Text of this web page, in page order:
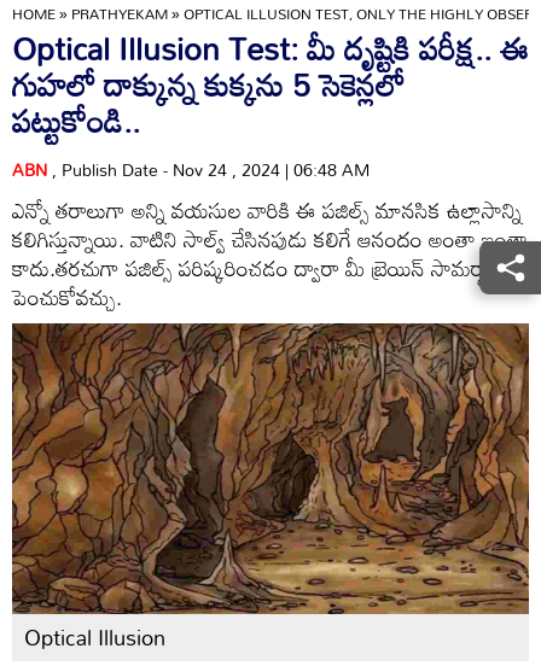
HOME»PRATHYEKAM»OPTICAL ILLUSION TEST, ONLY THE HIGHLY
Optical Illusion Test: మీ దృష్టికి పరీక్ష.. ఈ
గుహలో దాక్కున్న కుక్కను 5 సెకెన్లలో
పట్టుకోండి..
ABN, Publish Date - Nov 24 , 2024 | 06:48 AM
ఎన్నో తరాలుగా అన్ని వయసుల వారికి ఈ పజిల్స్ మానసిక ఉల్లాసాన్ని
కలిగిస్తున్నాయి. వాటిని సాల్వ్ చేసినపుడు కలిగే ఆనందం అంతా ఇంతా
కాదు.తరచుగా పజిల్స్ పరిష్కరించడం ద్వారా మీ బ్రెయిన్ సామర్థ్యాన్ని
పెంచుకోవచ్చు.
Optical Illusion